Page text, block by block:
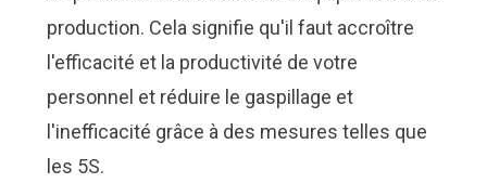
production. Cela signifie qu'il faut accroître
l'efficacité et la productivité de votre
personnel et réduire le gaspillage et
l'inefficacité grâce à des mesures telles que
les 5S.